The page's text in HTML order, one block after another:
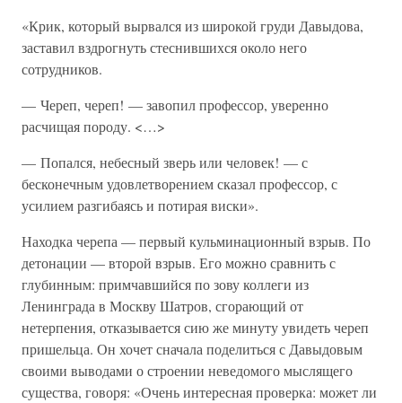
«Крик, который вырвался из широкой груди Давыдова,
заставил вздрогнуть стеснившихся около него
сотрудников.
— Череп, череп! — завопил профессор, уверенно
расчищая породу. <…>
— Попался, небесный зверь или человек! — с
бесконечным удовлетворением сказал профессор, с
усилием разгибаясь и потирая виски».
Находка черепа — первый кульминационный взрыв. По
детонации — второй взрыв. Его можно сравнить с
глубинным: примчавшийся по зову коллеги из
Ленинграда в Москву Шатров, сгорающий от
нетерпения, отказывается сию же минуту увидеть череп
пришельца. Он хочет сначала поделиться с Давыдовым
своими выводами о строении неведомого мыслящего
существа, говоря: «Очень интересная проверка: может ли